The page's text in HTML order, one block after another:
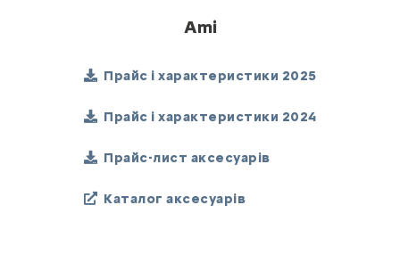
Ami
Прайс і характеристики 2025
Прайс і характеристики 2024
Прайс-лист аксесуарів
Каталог аксесуарів